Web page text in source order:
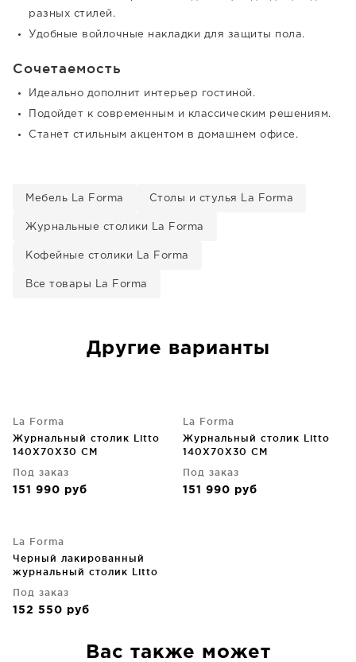
разных стилей.
Удобные войлочные накладки для защиты пола.
Сочетаемость
Идеально дополнит интерьер гостиной.
Подойдет к современным и классическим решениям.
Станет стильным акцентом в домашнем офисе.
Мебель La Forma Столы и стулья La Forma
Журнальные столики La Forma
Кофейные столики La Forma
Все товары La Forma
Другие варианты
La Forma
Журнальный столик Litto
140X70X30 CM
Под заказ
151 990 руб
La Forma
Журнальный столик Litto
140X70X30 CM
Под заказ
151 990 руб
La Forma
Черный лакированный
журнальный столик Litto
Под заказ
152 550 руб
Вас также может